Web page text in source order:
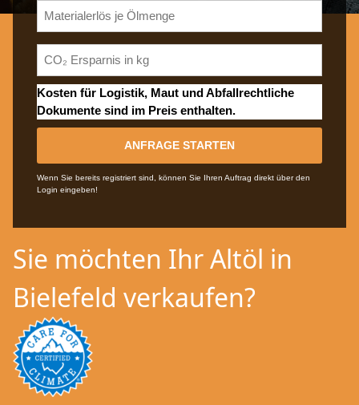
Kosten für Logistik, Maut und Abfallrechtliche
Dokumente sind im Preis enthalten.
ANFRAGE STARTEN
Wenn Sie bereits registriert sind, können Sie Ihren Auftrag direkt über den
Login eingeben!
Sie möchten Ihr Altöl in
Bielefeld verkaufen?